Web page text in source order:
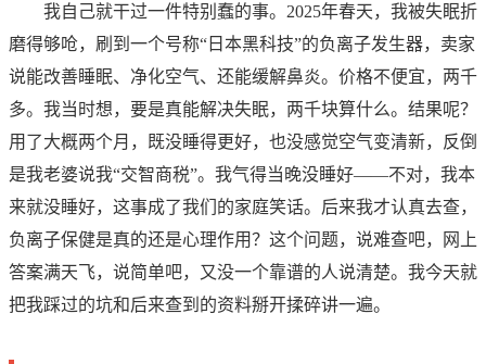
我自己就干过一件特别蠢的事。2025年春天，我被失眠折
磨得够呛，刷到一个号称“日本黑科技”的负离子发生器，卖家
说能改善睡眠、净化空气、还能缓解鼻炎。价格不便宜，两千
多。我当时想，要是真能解决失眠，两千块算什么。结果呢？
用了大概两个月，既没睡得更好，也没感觉空气变清新，反倒
是我老婆说我“交智商税”。我气得当晚没睡好——不对，我本
来就没睡好，这事成了我们的家庭笑话。后来我才认真去查，
负离子保健是真的还是心理作用？这个问题，说难查吧，网上
答案满天飞，说简单吧，又没一个靠谱的人说清楚。我今天就
把我踩过的坑和后来查到的资料掰开揉碎讲一遍。